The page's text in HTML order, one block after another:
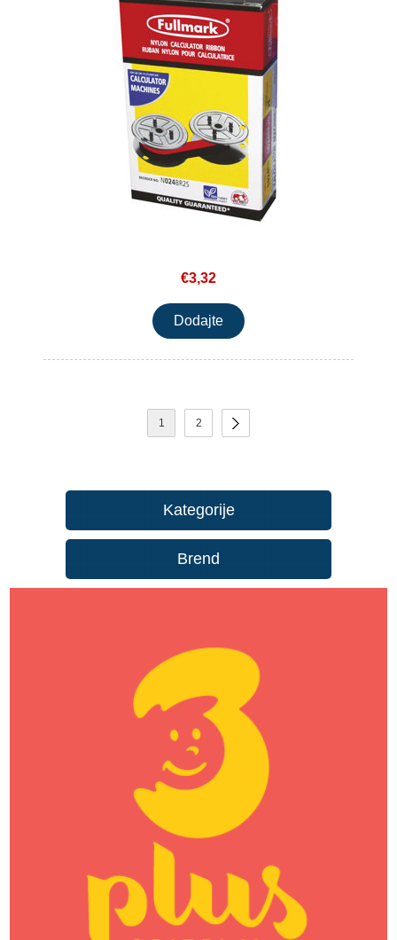
€3,32
1 2
Kategorije
Brend